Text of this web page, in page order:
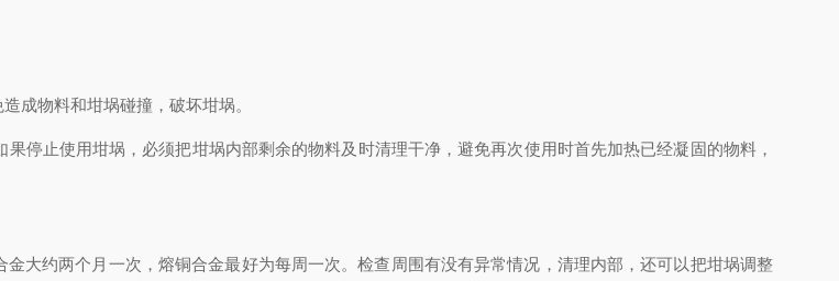
物料和坩埚碰撞，破坏坩埚。
止使用坩埚，必须把坩埚内部剩余的物料及时清理干净，避免再次使用时首先加热已经凝固的物料，
约两个月一次，熔铜合金最好为每周一次。检查周围有没有异常情况，清理内部，还可以把坩埚调整